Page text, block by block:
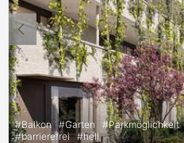
#Balkon #Garten #Parkmöglichkeit
#barrierefrei #hell